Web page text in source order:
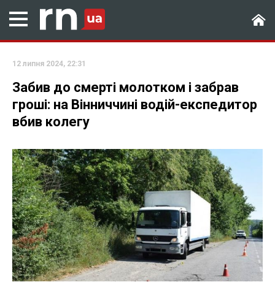
12 липня 2024, 22:31
Забив до смерті молотком і забрав
гроші: на Вінниччині водій-експедитор
вбив колегу